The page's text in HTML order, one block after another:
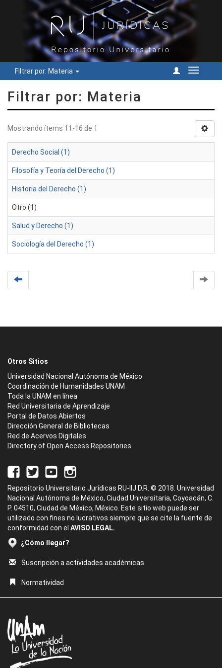
Filtrar por: Materia
Cambiar
Filtrar por: Materia
Mostrando ítems 11-16 de 1
Derecho Social (1)
Filosofía y Teoría del Derecho (1)
Historia del Derecho (1)
Otro (1)
Salud y Derecho (1)
Sociología del Derecho (1)
Otros Sitios
Universidad Nacional Autónoma de México
Coordinación de Humanidades UNAM
Toda la UNAM en línea
Red Universitaria de Aprendizaje
Portal de Datos Abiertos
Dirección General de Bibliotecas
Red de Acervos Digitales
Directory of Open Access Repositories
Repositorio Universitario Jurídicas RU-IIJ D.R. © 2018. Universidad
Nacional Autónoma de México, Ciudad Universitaria, Coyoacán, C.
P. 04510, Ciudad de México, México. Este sitio web puede ser
utilizado con fines no lucrativos siempre que se cite la fuente de
conformidad con el AVISO LEGAL.
¿Cómo llegar?
Suscripción a actividades académicas
Normatividad